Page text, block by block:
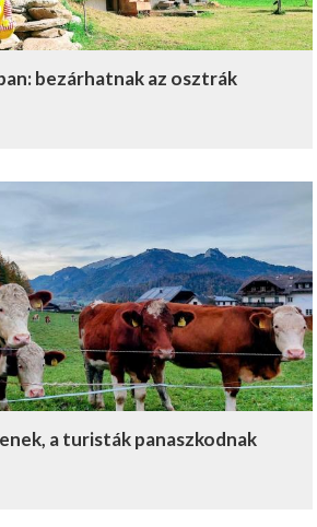
bezárhatnak az osztrák
a turisták panaszkodnak